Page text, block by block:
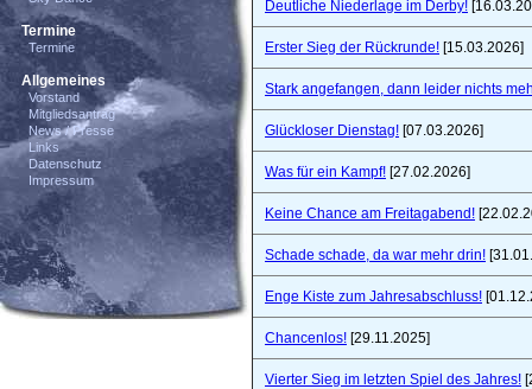
Termine
Termine
Allgemeines
Vorstand
Mitgliedsantrag
News / Presse
Links
Datenschutz
Impressum
Deutliche Niederlage im Derby!
Erster Sieg der Rückrunde! [15.03.2026]
Stark angefangen, dann leider nichts
Glückloser Dienstag! [07.03.2026]
Was für ein Kampf! [27.02.2026]
Keine Chance am Freitagabend!
Schade schade, da war mehr drin!
Enge Kiste zum Jahresabschluss!
Chancenlos! [29.11.2025]
Vierter Sieg im letzten Spiel des Jahres!